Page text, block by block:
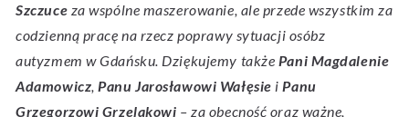
Szczuce za wspólne maszerowanie, ale przede wszystkim za
codzienną pracę na rzecz poprawy sytuacji osóbz
autyzmem w Gdańsku. Dziękujemy także Pani Magdalenie
Adamowicz,Panu Jarosławowi Wałęsie iPanu
Grzegorzowi Grzelakowi – za obecność oraz ważne,